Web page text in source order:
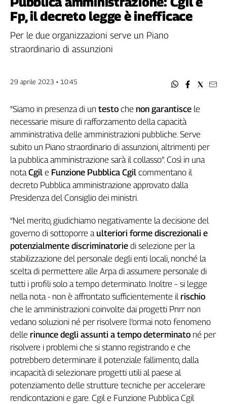
Filcams
Filctem
Fillea
Filt
Flai
Fp
Nidil
Slc
Spi
Inca
Caaf
Speciali
G8
Genova,
il
sangue
della
ragione
120
anni
Cgil
Collettiva
Academy
Collettiva
Play
Rubriche
Collettiva
Fp, il decreto legge è inefficace
Per le due organizzazioni serve un Piano
straordinario di assunzioni
29 aprile 2023 • 10:45
"Siamo in presenza di un testo che non garantisce le
necessarie misure di rafforzamento della capacità
amministrativa delle amministrazioni pubbliche. Serve
subito un Piano straordinario di assunzioni, altrimenti per
la pubblica amministrazione sarà il collasso”. Così in una
notaCgil e Funzione Pubblica Cgil commentano il
decreto Pubblica amministrazione approvato dalla
Presidenza del Consiglio dei ministri.
“Nel merito, giudichiamo negativamente la decisione del
governo di sottoporre a ulteriori forme discrezionali e
potenzialmente discriminatorie di selezione per la
stabilizzazione del personale degli enti locali, nonché la
scelta di permettere alle Arpa di assumere personale di
tutti i profili solo a tempo determinato. Inoltre – si legge
nella nota - non è affrontato sufficientemente il rischio
che le amministrazioni coinvolte dai progetti Pnrr non
vedano soluzioni né per risolvere l’ormai noto fenomeno
delle rinunce degli assunti a tempo determinato né per
risolvere i problemi che si stanno registrando e che
potrebbero determinare il potenziale fallimento, dalla
incapacità di selezionare progetti utili al paese al
potenziamento delle strutture tecniche per accelerare
rendicontazioni e gare. Cgil e Funzione Pubblica Cgil